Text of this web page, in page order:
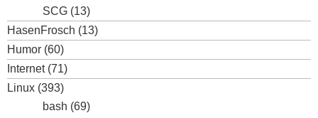
SCG (13)
HasenFrosch (13)
Humor (60)
Internet(71)
Linux (393)
bash (69)